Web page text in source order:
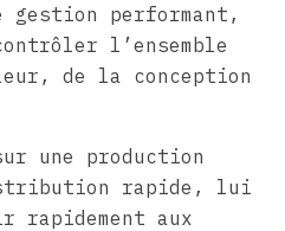
gestion performant,
l’ensemble
de la conception
une production
rapide, lui
rapidement aux